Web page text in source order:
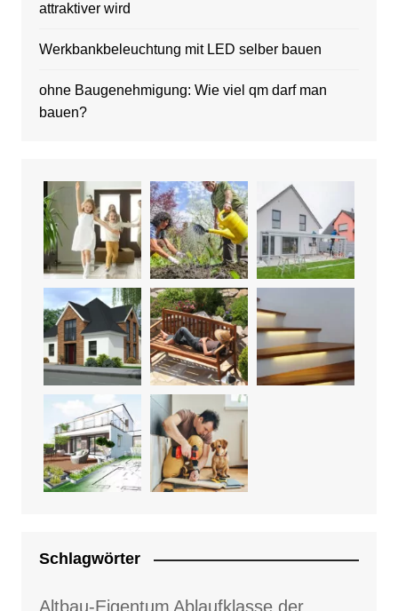
attraktiver wird
Werkbankbeleuchtung mit LED selber bauen
ohne Baugenehmigung: Wie viel qm darf man
bauen?
Schlagwörter
Altbau-Eigentum Ablaufklasse der